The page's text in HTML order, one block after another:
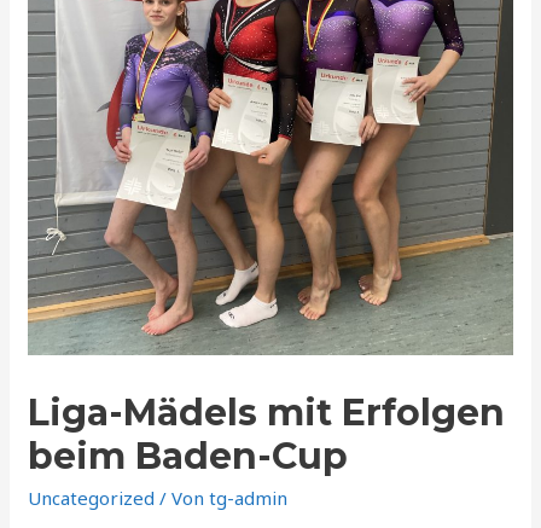
Liga-Mädels mit Erfolgen
beim Baden-Cup
Uncategorized / Vontg-admin